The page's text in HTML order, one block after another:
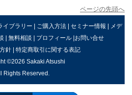
ページの先頭へ
イブラリー | ご購入方法 | セミナー情報 | メデ
| 無料相談 | プロフィール|お問い合せ
針| 特定商取引に関する表記
©2026 Sakaki Atsushi
Rights Reserved.